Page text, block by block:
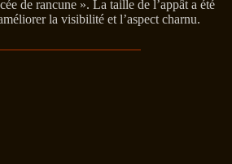
de rancune ». La taille de l’appât a été
la visibilité et l’aspect charnu.